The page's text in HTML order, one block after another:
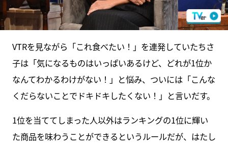
VTRを見ながら「これ食べたい！」を連発していたちさ
子は「気になるものはいっぱいあるけど、どれが1位か
なんてわかるわけがない！」と悩み、ついには「こんな
くだらないことでドキドキしたくない！」と言いだす。
1位を当ててしまった人以外はランキングの1位に輝い
た商品を味わうことができるというルールだが、はたし